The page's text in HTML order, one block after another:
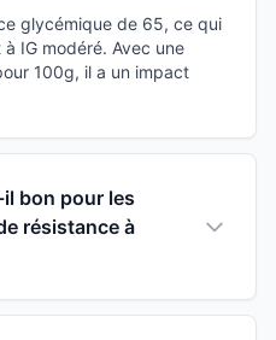
glycémique de 65, ce qui
IG modéré. Avec une
100g, il a un impact
bon pour les
résistance à